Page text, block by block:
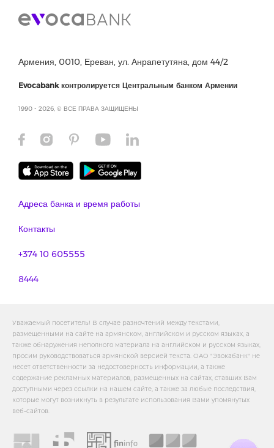
Армения, 0010, Ереван, ул. Анрапетутяна, дом 44/2
Evocabank контролируется Центральным банком Армении
1990 - 2026, © ВСЕ ПРАВА ЗАЩИЩЕНЫ
Адреса банка и время работы
Контакты
+374 10 605555
8444
Уважаемый посетитель! В случае разночтений между текстами,
размещенными на сайте на армянском, английском и русском языках, а
также обнаружения неполного материала на английском и русском языках,
просим руководствоваться армянской версией текста. ОАО "Эвокабанк" не
несет ответственности за недостоверность информации, а также
содержание рекламных материалов, размещенных на сайтах, ставших Вам
доступными через ссылки на нашем сайте, а также за любые последствия,
которые могут возникнуть в результате использования Вами упомянутых
веб-сайтов.